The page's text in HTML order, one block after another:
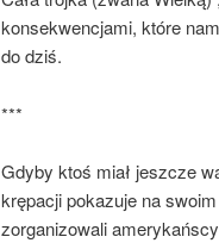
konsekwencjami, które
do dziś.
***
Gdyby ktoś miał jeszcze
krępacji pokazuje na
zorganizowali